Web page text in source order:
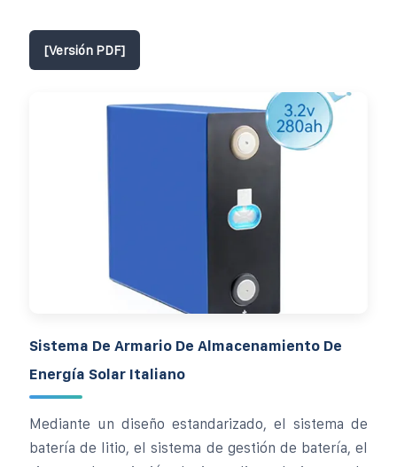
[Versión PDF]
Sistema De Armario De Almacenamiento De
Energía Solar Italiano
Mediante un diseño estandarizado, el sistema de
batería de litio, el sistema de gestión de batería, el